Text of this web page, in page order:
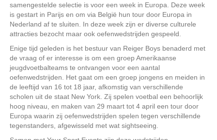
samengestelde selectie is voor een week in Europa. Deze week
is gestart in Parijs en om via België hun tour door Europa in
Nederland af te sluiten. In deze week zijn er diverse culturele
attracties bezocht maar ook oefenwedstrijden gespeeld.
Enige tijd geleden is het bestuur van Reiger Boys benaderd met
de vraag of er interesse is om een groep Amerikaanse
jeugdvoetbalteams te ontvangen voor een aantal
oefenwedstrijden. Het gaat om een groep jongens en meiden in
de leeftijd van 16 tot 18 jaar, afkomstig van verschillende
scholen uit de staat New York. Zij spelen voetbal een behoorlijk
hoog niveau, en maken van 29 maart tot 4 april een tour door
Europa waarin zij oefenwedstrijden spelen tegen verschillende
tegenstanders, afgewisseld met wat sightseeing.